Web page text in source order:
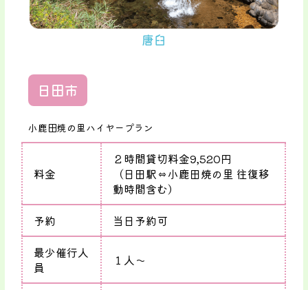
唐臼
日田市
小鹿田焼の里ハイヤープラン
料金
２時間貸切料金9,520円
（日田駅⇔小鹿田焼の里 往復移
動時間含む）
予約
当日予約可
最少催行人
員
１人〜